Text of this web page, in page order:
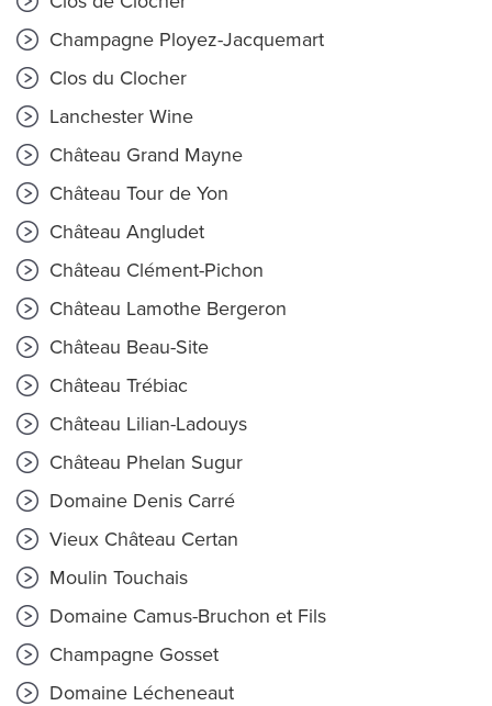
Champagne Ployez-Jacquemart
Clos du Clocher
Lanchester Wine
Château Grand Mayne
Château Tour de Yon
Château Angludet
Château Clément-Pichon
Château Lamothe Bergeron
Château Beau-Site
Château Trébiac
Château Lilian-Ladouys
Château Phelan Sugur
Domaine Denis Carré
Vieux Château Certan
Moulin Touchais
Domaine Camus-Bruchon et Fils
Champagne Gosset
Domaine Lécheneaut